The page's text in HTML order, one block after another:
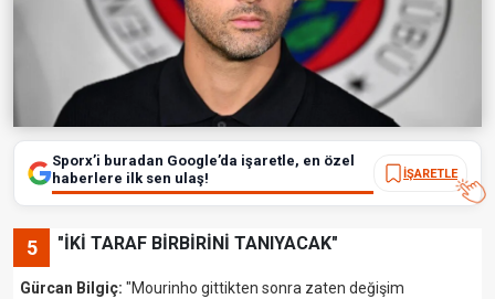
Sporx’i buradan Google’da işaretle, en özel
haberlere ilk sen ulaş!
İŞARETLE
5 "İKİ TARAF BİRBİRİNİ TANIYACAK"
Gürcan Bilgiç: "Mourinho gittikten sonra zaten değişim